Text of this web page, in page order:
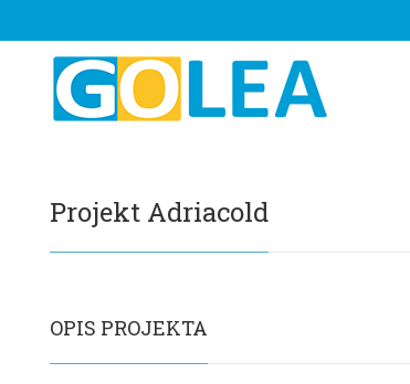
Projekt Adriacold
OPIS PROJEKTA